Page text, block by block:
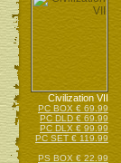
Civilization VII
PC BOX € 69.99
PC DLD € 69.99
PC DLX € 99.99
PC SET € 119.99
PS BOX € 22.99